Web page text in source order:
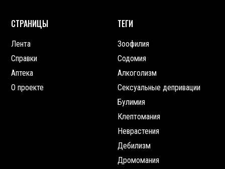
СТРАНИЦЫ
Лента
Справки
Аптека
О проекте
ТЕГИ
Зоофилия
Содомия
Алкоголизм
Сексуальные депривации
Булимия
Клептомания
Неврастения
Дебилизм
Дромомания